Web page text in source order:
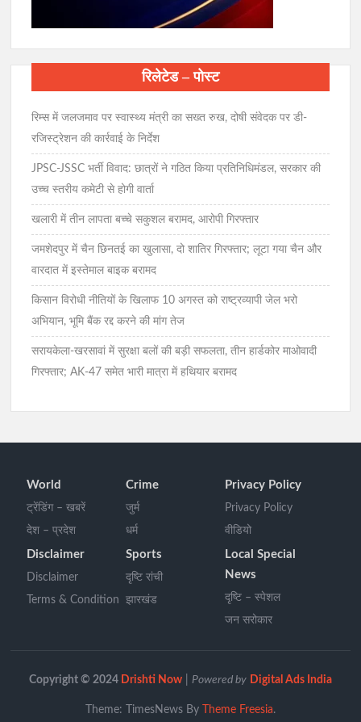
रिलेटेड – पोस्ट
रिम्स में जलजमाव पर स्वास्थ्य मंत्री का सख्त रुख, दोषी संवेदक पर डी-
रजिस्ट्रेशन की कार्रवाई के निर्देश
JPSC-JSSC भर्ती विवाद: छात्रों ने गठित किया प्रतिनिधिमंडल, सरकार की
उच्च स्तरीय कमेटी से होगी वार्ता
खलारी में तीन लापता बच्चे सकुशल बरामद, आरोपी गिरफ्तार
जमशेदपुर में चैन छिनतई का खुलासा, दो शातिर गिरफ्तार; लूटा गया चैन और
वारदात में इस्तेमाल बाइक बरामद
किसान विरोधी नीतियों के खिलाफ 10 अगस्त को राष्ट्रव्यापी जेल भरो
अभियान, भूमि बैंक रद्द करने की मांग तेज
सरायकेला-खरसावां में सुरक्षा बलों की बड़ी सफलता, तीन हार्डकोर माओवादी
गिरफ्तार; AK-47 समेत भारी मात्रा में हथियार बरामद
World
ट्रेंडिंग – खबरें
देश – प्रदेश
Crime
जुर्म
धर्म
Privacy Policy
Privacy Policy
वीडियो
Disclaimer
Disclaimer
Terms & Condition
Sports
दृष्टि रांची
झारखंड
Local Special
News
दृष्टि – स्पेशल
जन सरोकार
Copyright © 2024 Drishti Now| Powered by Digital Ads India
Theme: TimesNews By Theme Freesia.